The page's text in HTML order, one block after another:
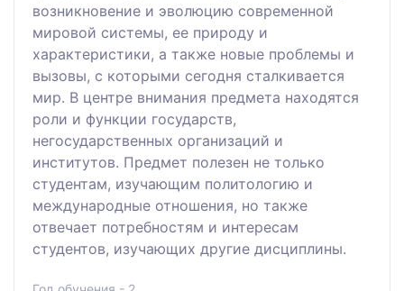
возникновение и эволюцию современной
мировой системы, ее природу и
характеристики, а также новые проблемы и
вызовы, с которыми сегодня сталкивается
мир. В центре внимания предмета находятся
роли и функции государств,
негосударственных организаций и
институтов. Предмет полезен не только
студентам, изучающим политологию и
международные отношения, но также
отвечает потребностям и интересам
студентов, изучающих другие дисциплины.